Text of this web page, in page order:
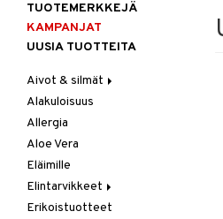
TUOTEMERKKEJÄ
KAMPANJAT
UUSIA TUOTTEITA
Aivot & silmät
Muisti
Rasvahapot
Silmät
Alakuloisuus
Allergia
Aloe Vera
Eläimille
Elintarvikkeet
Hedelmät & pähkinät
Erikoistuotteet